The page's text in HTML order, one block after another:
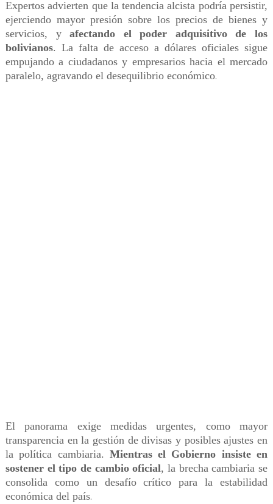
Expertos advierten que la tendencia alcista podría persistir,
ejerciendo mayor presión sobre los precios de bienes y
servicios, yafectando el poder adquisitivo de los
bolivianos. La falta de acceso a dólares oficiales sigue
empujando a ciudadanos y empresarios hacia el mercado
paralelo, agravando el desequilibrio económico.
El panorama exige medidas urgentes, como mayor
transparencia en la gestión de divisas y posibles ajustes en
la política cambiaria. Mientras el Gobierno insiste en
sostener el tipo de cambio oficial, la brecha cambiaria se
consolida como un desafío crítico para la estabilidad
económica del país.